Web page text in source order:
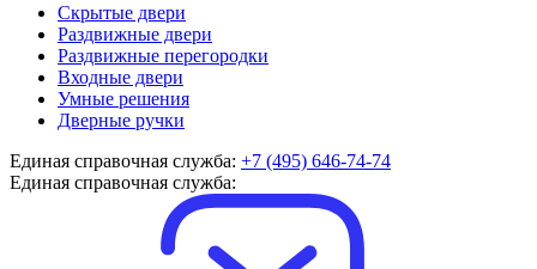
Скрытые двери
Раздвижные двери
Раздвижные перегородки
Входные двери
Умные решения
Дверные ручки
Единая справочная служба: +7 (495) 646-74-74
Единая справочная служба: